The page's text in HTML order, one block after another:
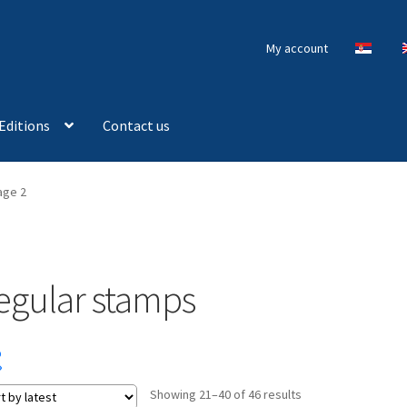
My account
Contact us
2
stamps
Showing 21–40 of 46 resultsSorted